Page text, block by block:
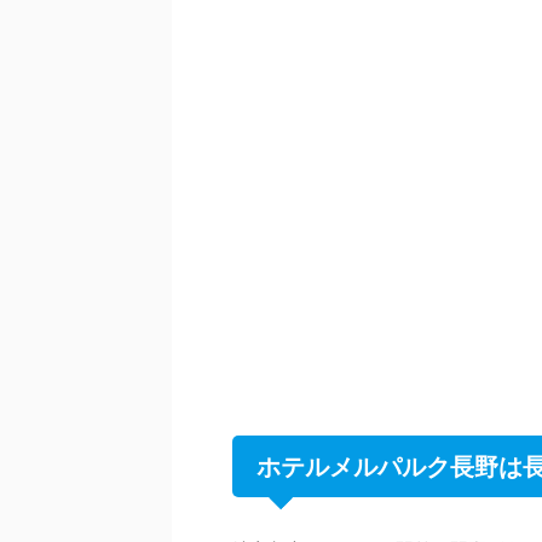
ホテルメルパルク長野は